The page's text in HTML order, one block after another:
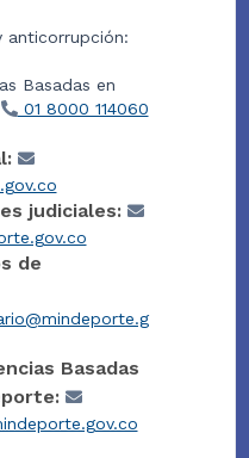
anticorrupción:
Basadas en
01 8000 114060
judiciales:
de
Basadas